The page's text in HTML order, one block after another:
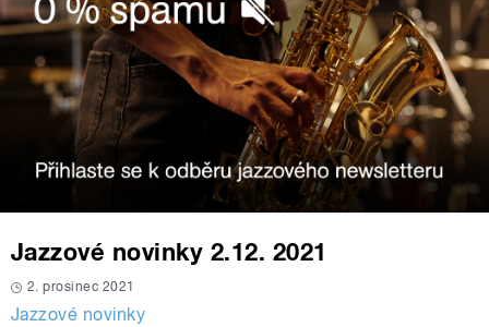
Jazzové novinky 2.12. 2021
2. prosinec 2021
Jazzové novinky